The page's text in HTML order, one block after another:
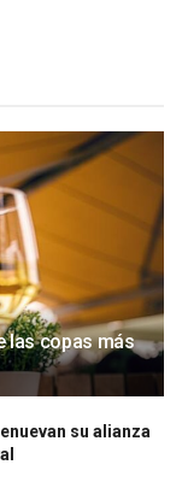
las copas más
su alianza